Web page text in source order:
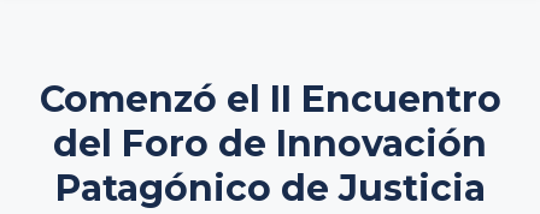
Comenzó el II Encuentro
del Foro de Innovación
Patagónico de Justicia